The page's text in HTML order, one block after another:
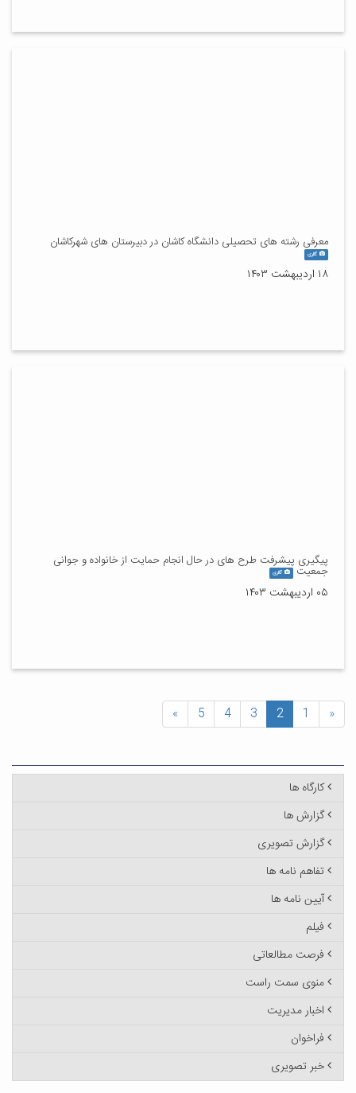
معرفی رشته های تحصیلی دانشگاه کاشان در دبیرستان های شهرکاشان
گالری
۱۸ اردیبهشت ۱۴۰۳
پیگیری پیشرفت طرح های در حال انجام حمایت از خانواده و جوانی
جمعیت گالری
۰۵ اردیبهشت ۱۴۰۳
«
1
2
3
4
5
»
کارگاه ها
گزارش ها
گزارش تصویری
تفاهم نامه ها
آیین نامه ها
فیلم
فرصت مطالعاتی
منوی سمت راست
اخبار مدیریت
فراخوان
خبر تصویری